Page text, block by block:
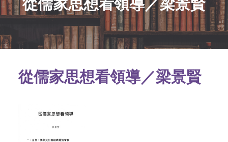
從儒家思想看領導／梁景賢